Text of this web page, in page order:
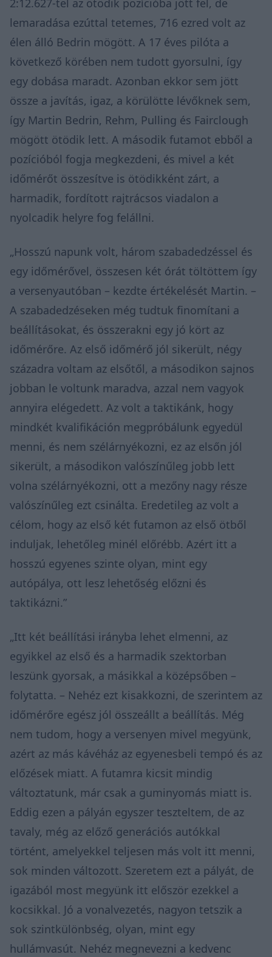
2:12.627-tel az ötödik pozícióba jött fel, de
lemaradása ezúttal tetemes, 716 ezred volt az
élen álló Bedrin mögött. A 17 éves pilóta a
következő körében nem tudott gyorsulni, így
egy dobása maradt. Azonban ekkor sem jött
össze a javítás, igaz, a körülötte lévőknek sem,
így Martin Bedrin, Rehm, Pulling és Fairclough
mögött ötödik lett. A második futamot ebből a
pozícióból fogja megkezdeni, és mivel a két
időmérőt összesítve is ötödikként zárt, a
harmadik, fordított rajtrácsos viadalon a
nyolcadik helyre fog felállni.
„Hosszú napunk volt, három szabadedzéssel és
egy időmérővel, összesen két órát töltöttem így
a versenyautóban – kezdte értékelését Martin. –
A szabadedzéseken még tudtuk finomítani a
beállításokat, és összerakni egy jó kört az
időmérőre. Az első időmérő jól sikerült, négy
századra voltam az elsőtől, a másodikon sajnos
jobban le voltunk maradva, azzal nem vagyok
annyira elégedett. Az volt a taktikánk, hogy
mindkét kvalifikáción megpróbálunk egyedül
menni, és nem szélárnyékozni, ez az elsőn jól
sikerült, a másodikon valószínűleg jobb lett
volna szélárnyékozni, ott a mezőny nagy része
valószínűleg ezt csinálta. Eredetileg az volt a
célom, hogy az első két futamon az első ötből
induljak, lehetőleg minél előrébb. Azért itt a
hosszú egyenes szinte olyan, mint egy
autópálya, ott lesz lehetőség előzni és
taktikázni.”
„Itt két beállítási irányba lehet elmenni, az
egyikkel az első és a harmadik szektorban
leszünk gyorsak, a másikkal a középsőben –
folytatta. – Nehéz ezt kisakkozni, de szerintem az
időmérőre egész jól összeállt a beállítás. Még
nem tudom, hogy a versenyen mivel megyünk,
azért az más kávéház az egyenesbeli tempó és az
előzések miatt. A futamra kicsit mindig
változtatunk, már csak a guminyomás miatt is.
Eddig ezen a pályán egyszer teszteltem, de az
tavaly, még az előző generációs autókkal
történt, amelyekkel teljesen más volt itt menni,
sok minden változott. Szeretem ezt a pályát, de
igazából most megyünk itt először ezekkel a
kocsikkal. Jó a vonalvezetés, nagyon tetszik a
sok szintkülönbség, olyan, mint egy
hullámvasút. Nehéz megnevezni a kedvenc